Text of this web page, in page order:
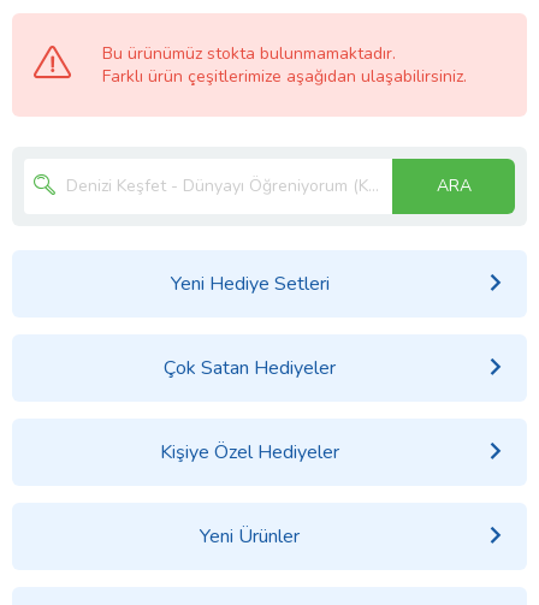
Bu ürünümüz stokta bulunmamaktadır.
Farklı ürün çeşitlerimize aşağıdan ulaşabilirsiniz.
ARA
Yeni Hediye Setleri
Çok Satan Hediyeler
Kişiye Özel Hediyeler
Yeni Ürünler